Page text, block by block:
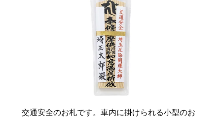
交通安全のお札です。車内に掛けられる小型のお